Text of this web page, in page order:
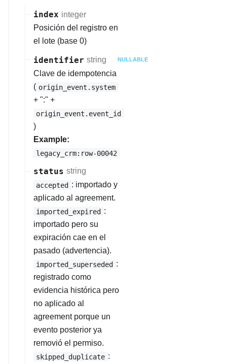
index integer
Posición del registro en
el lote (base 0)
identifier string NULLABLE
Clave de idempotencia
( origin_event.system
+ ":" +
origin_event.event_id
)
Example:
legacy_crm:row-00042
status string
accepted : importado y
aplicado al agreement.
imported_expired :
importado pero su
expiración cae en el
pasado (advertencia).
imported_superseded :
registrado como
evidencia histórica pero
no aplicado al
agreement porque un
evento posterior ya
removió el permiso.
skipped_duplicate :